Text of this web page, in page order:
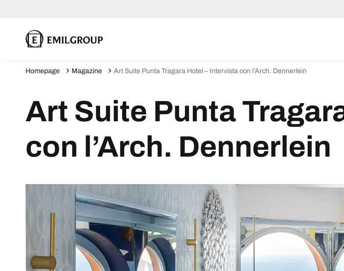
Homepage Magazine Art Suite Punta Tragara Hotel – Intervista con l’Arch. Dennerlein
Art Suite Punta
con l’Arch. Dennerlein